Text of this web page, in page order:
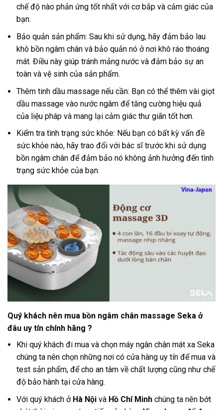
chế độ nào phản ứng tốt nhất với cơ bắp và cảm giác của
bạn.
Bảo quản sản phẩm: Sau khi sử dụng, hãy đảm bảo lau
khô bồn ngâm chân và bảo quản nó ở nơi khô ráo thoáng
mát. Điều này giúp tránh mảng nước và đảm bảo sự an
toàn và vệ sinh của sản phẩm.
Thêm tinh dầu massage nếu cần: Bạn có thể thêm vài giọt
dầu massage vào nước ngâm để tăng cường hiệu quả
của liệu pháp và mang lại cảm giác thư giãn tốt hơn.
Kiểm tra tình trạng sức khỏe: Nếu bạn có bất kỳ vấn đề
sức khỏe nào, hãy trao đổi với bác sĩ trước khi sử dụng
bồn ngâm chân để đảm bảo nó không ảnh hưởng đến tình
trạng sức khỏe của bạn.
Quý khách nên mua bồn ngâm chân massage Seka ở
đâu uy tín chính hãng ?
Khi quý khách đi mua và chọn máy ngân chân mát xa Seka
chúng ta nên chọn những nơi có cửa hàng uy tín để mua và
test sản phẩm, để cho an tâm về chất lượng cũng như chế
độ bảo hành tại cửa hàng.
Với quý khách ở Hà Nội và Hồ Chí Minh chúng ta nên bớt